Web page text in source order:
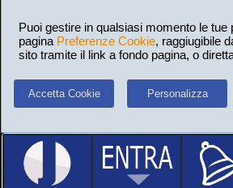
Puoi gestire in qualsiasi momento le tue
pagina Preferenze Cookie, raggiugibile
sito tramite il link a fondo pagina, o
Accetta Cookie Personalizza